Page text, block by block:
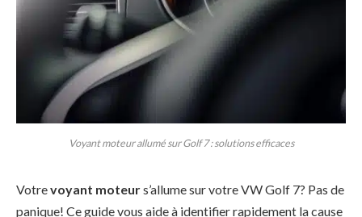
Voyant moteur allumé sur Golf 7 : solutions efficaces
Votrevoyant moteurs’allume sur votre VW Golf 7? Pas de
panique! Ce guide vous aide à identifier rapidement la cause